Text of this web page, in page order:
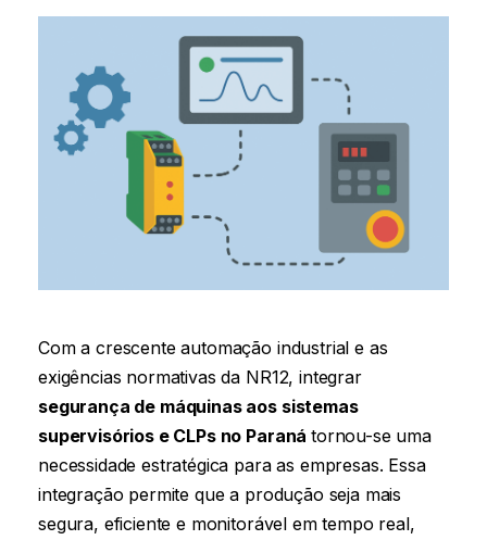
Com a crescente automação industrial e as
exigências normativas da NR12, integrar
segurança de máquinas aos sistemas
supervisórios e CLPs no Paraná tornou-se uma
necessidade estratégica para as empresas. Essa
integração permite que a produção seja mais
segura, eficiente e monitorável em tempo real,